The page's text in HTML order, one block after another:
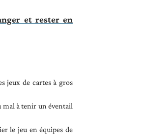
et rester en
jeux de cartes à gros
mal à tenir un éventail
le jeu en équipes de